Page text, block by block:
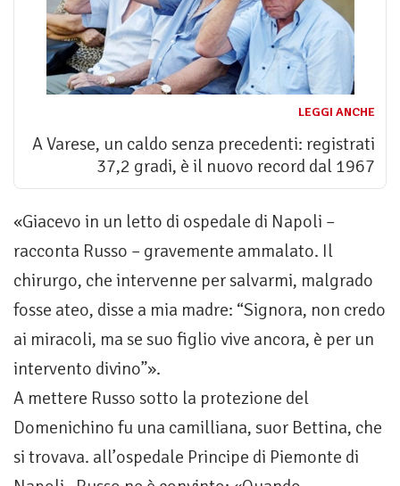
LEGGI ANCHE
A Varese, un caldo senza precedenti: registrati
37,2 gradi, è il nuovo record dal 1967
«Giacevo in un letto di ospedale di Napoli –
racconta Russo – gravemente ammalato. Il
chirurgo, che intervenne per salvarmi, malgrado
fosse ateo, disse a mia madre: “Signora, non credo
ai miracoli, ma se suo figlio vive ancora, è per un
intervento divino”».
A mettere Russo sotto la protezione del
Domenichino fu una camilliana, suor Bettina, che
si trovava. all’ospedale Principe di Piemonte di